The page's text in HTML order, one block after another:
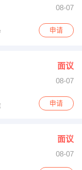
08-07
业园区科技创新大楼8
申请
面议
08-07
室
申请
面议
08-07